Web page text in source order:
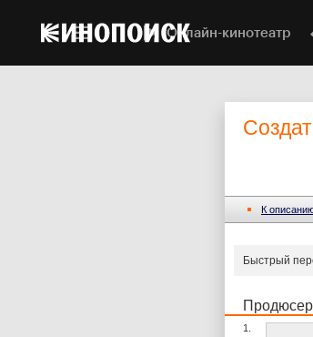
Онлайн-кинотеатр
К
Быстрый
1.